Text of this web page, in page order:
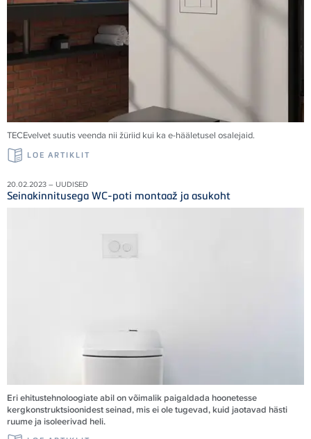
TECEvelvet suutis veenda nii žüriid kui ka e-hääletusel osalejaid.
LOE ARTIKLIT
20.02.2023 – UUDISED
Seinakinnitusega WC-poti montaaž ja asukoht
Eri ehitustehnoloogiate abil on võimalik paigaldada hoonetesse
kergkonstruktsioonidest seinad, mis ei ole tugevad, kuid jaotavad hästi
ruume ja isoleerivad heli.